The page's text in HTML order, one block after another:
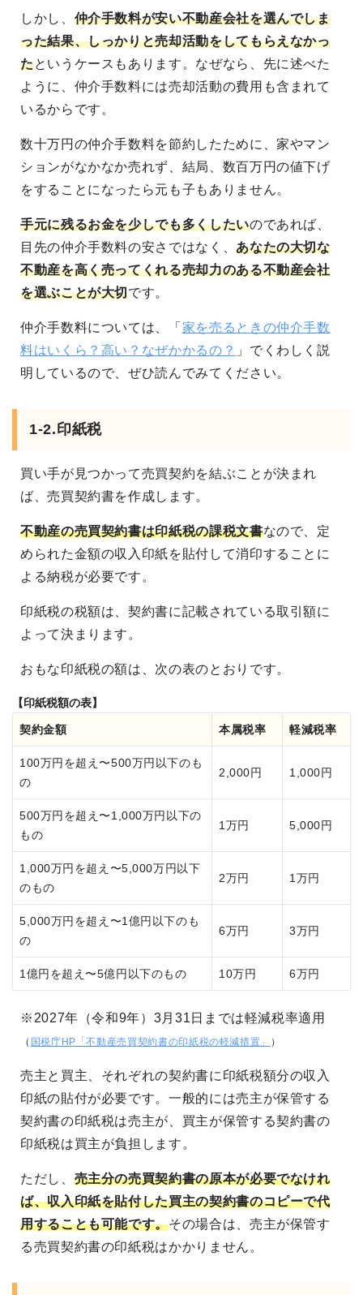
しかし、 仲介手数料が安い不動産会社を選んでしま
った結果、しっかりと売却活動をしてもらえなかっ
たというケースもあります。なぜなら、先に述べた
ように、仲介手数料には売却活動の費用も含まれて
いるからです。
数十万円の仲介手数料を節約したために、家やマン
ションがなかなか売れず、結局、数百万円の値下げ
をすることになったら元も子もありません。
手元に残るお金を少しでも多くしたいのであれば、
目先の仲介手数料の安さではなく、あなたの大切な
不動産を高く売ってくれる売却力のある不動産会社
を選ぶことが大切です。
仲介手数料については、「 家を売るときの仲介手数
料はいくら？高い？なぜかかるの？ 」でくわしく説
明しているので、ぜひ読んでみてください。
1-2.印紙税
買い手が見つかって売買契約を結ぶことが決まれ
ば、売買契約書を作成します。
不動産の売買契約書は印紙税の課税文書なので、定
められた金額の収入印紙を貼付して消印することに
よる納税が必要です。
印紙税の税額は、契約書に記載されている取引額に
よって決まります。
おもな印紙税の額は、次の表のとおりです。
【印紙税額の表】
契約金額 本属税率 軽減税率
100万円を超え〜500万円以下のも
の
2,000円 1,000円
500万円を超え〜1,000万円以下の
もの
1万円 5,000円
1,000万円を超え〜5,000万円以下
のもの
2万円 1万円
5,000万円を超え〜1億円以下のも
の
6万円 3万円
1億円を超え〜5億円以下のもの 10万円 6万円
※2027年（令和9年）3月31日までは軽減税率適用
（ 国税庁HP「不動産売買契約書の印紙税の軽減措置」 ）
売主と買主、それぞれの契約書に印紙税額分の収入
印紙の貼付が必要です。一般的には売主が保管する
契約書の印紙税は売主が、買主が保管する契約書の
印紙税は買主が負担します。
ただし、 売主分の売買契約書の原本が必要でなけれ
ば、収入印紙を貼付した買主の契約書のコピーで代
用することも可能です。その場合は、売主が保管す
る売買契約書の印紙税はかかりません。